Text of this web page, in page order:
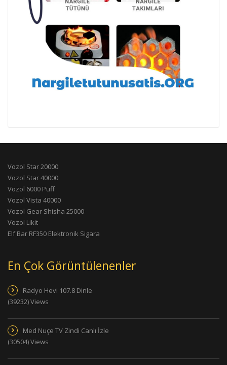
Vozol Star 20000
Vozol Star 40000
Vozol 6000 Puff
Vozol Vista 40000
Vozol Gear Shisha 25000
Vozol Likit
Elf Bar RF350 Elektronik Sigara
En Çok Görüntülenenler
Radyo Hevi 107.8 Dinle
(39232) Views
Med Nuçe TV Zindi Canlı İzle
(30504) Views